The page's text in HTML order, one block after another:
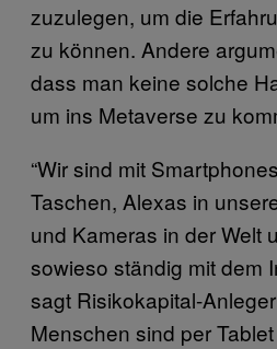
zuzulegen, um die
zu können. Andere
dass man keine solche
um ins Metaverse zu
“Wir sind mit
Taschen, Alexas in
und Kameras in der Welt
sowieso ständig mit dem
sagt Risikokapital-
Menschen sind per